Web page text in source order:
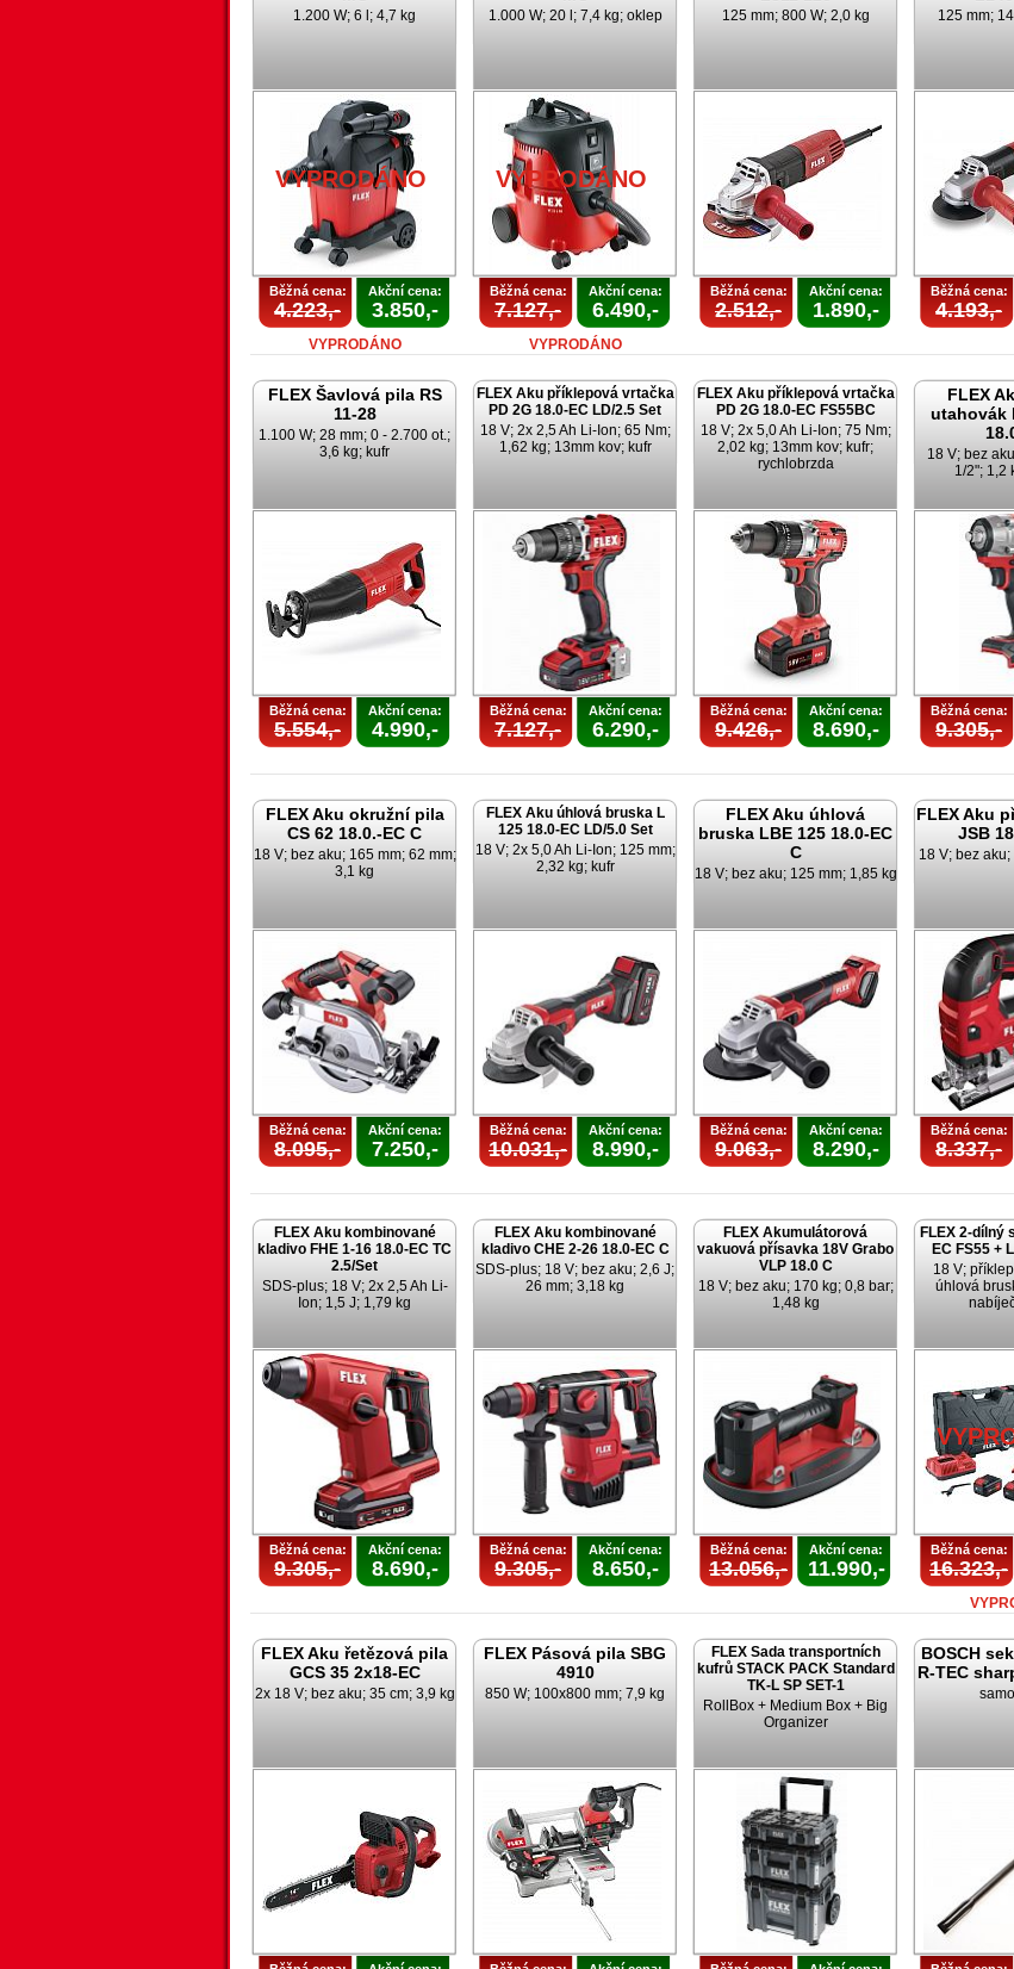
1.200 W; 6 l; 4,7 kg
VYPRODÁNO
Běžná cena:
4.223,-
Akční cena:
3.850,-
VYPRODÁNO
1.000 W; 20 l; 7,4 kg; oklep
VYPRODÁNO
Běžná cena:
7.127,-
Akční cena:
6.490,-
VYPRODÁNO
125 mm; 800 W; 2,0 kg
Běžná cena:
2.512,-
Akční cena:
1.890,-
125 mm;
Běžná cena:
4.193,-
FLEX Šavlová pila RS
11-28
1.100 W; 28 mm; 0 - 2.700 ot.;
3,6 kg; kufr
Běžná cena:
5.554,-
Akční cena:
4.990,-
FLEX Aku příklepová vrtačka
PD 2G 18.0-EC LD/2.5 Set
18 V; 2x 2,5 Ah Li-Ion; 65 Nm;
1,62 kg; 13mm kov; kufr
Běžná cena:
7.127,-
Akční cena:
6.290,-
FLEX Aku příklepová vrtačka
PD 2G 18.0-EC FS55BC
18 V; 2x 5,0 Ah Li-Ion; 75 Nm;
2,02 kg; 13mm kov; kufr;
rychlobrzda
Běžná cena:
9.426,-
Akční cena:
8.690,-
FLEX
utahovák
18 V; bez
1/2"; 1,2
Běžná cena:
9.305,-
FLEX Aku okružní pila
CS 62 18.0.-EC C
18 V; bez aku; 165 mm; 62 mm;
3,1 kg
Běžná cena:
8.095,-
Akční cena:
7.250,-
FLEX Aku úhlová bruska L
125 18.0-EC LD/5.0 Set
18 V; 2x 5,0 Ah Li-Ion; 125 mm;
2,32 kg; kufr
Běžná cena:
10.031,-
Akční cena:
8.990,-
FLEX Aku úhlová
bruska LBE 125 18.0-EC
C
18 V; bez aku; 125 mm; 1,85 kg
Běžná cena:
9.063,-
Akční cena:
8.290,-
FLEX Aku
JSB
18 V; bez
Běžná cena:
8.337,-
FLEX Aku kombinované
kladivo FHE 1-16 18.0-EC TC
2.5/Set
SDS-plus; 18 V; 2x 2,5 Ah Li-
Ion; 1,5 J; 1,79 kg
Běžná cena:
9.305,-
Akční cena:
8.690,-
FLEX Aku kombinované
kladivo CHE 2-26 18.0-EC C
SDS-plus; 18 V; bez aku; 2,6 J;
26 mm; 3,18 kg
Běžná cena:
9.305,-
Akční cena:
8.650,-
FLEX Akumulátorová
vakuová přísavka 18V Grabo
VLP 18.0 C
18 V; bez aku; 170 kg; 0,8 bar;
1,48 kg
Běžná cena:
13.056,-
Akční cena:
11.990,-
FLEX 2-dílný
EC FS55 +
18 V;
úhlová
Běžná cena:
16.323,-
FLEX Aku řetězová pila
GCS 35 2x18-EC
2x 18 V; bez aku; 35 cm; 3,9 kg
FLEX Pásová pila SBG
4910
850 W; 100x800 mm; 7,9 kg
FLEX Sada transportních
kufrů STACK PACK Standard
TK-L SP SET-1
RollBox + Medium Box + Big
Organizer
BOSCH
R-TEC